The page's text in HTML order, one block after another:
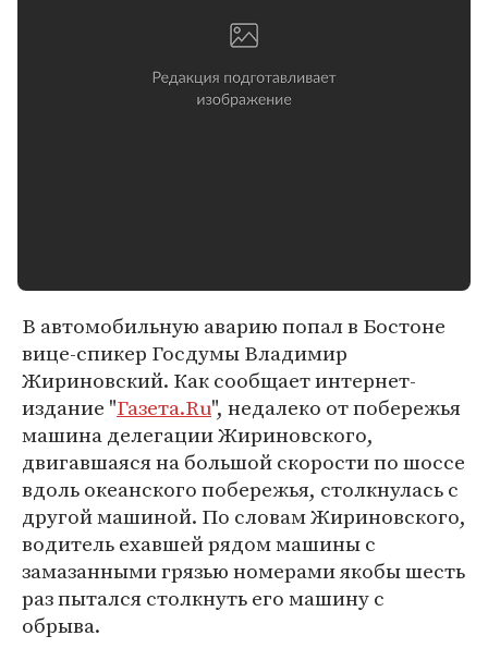
В автомобильную аварию попал в Бостоне
вице-спикер Госдумы Владимир
Жириновский. Как сообщает интернет-
издание "Газета.Ru", недалеко от побережья
машина делегации Жириновского,
двигавшаяся на большой скорости по шоссе
вдоль океанского побережья, столкнулась с
другой машиной. По словам Жириновского,
водитель ехавшей рядом машины с
замазанными грязью номерами якобы шесть
раз пытался столкнуть его машину с
обрыва.